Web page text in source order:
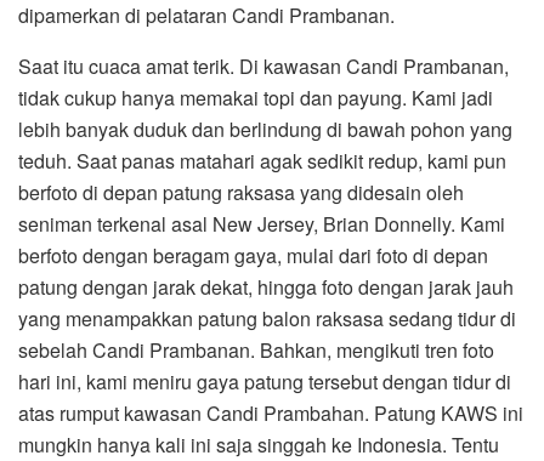
dipamerkan di pelataran Candi Prambanan.
Saat itu cuaca amat terik. Di kawasan Candi Prambanan,
tidak cukup hanya memakai topi dan payung. Kami jadi
lebih banyak duduk dan berlindung di bawah pohon yang
teduh. Saat panas matahari agak sedikit redup, kami pun
berfoto di depan patung raksasa yang didesain oleh
seniman terkenal asal New Jersey, Brian Donnelly. Kami
berfoto dengan beragam gaya, mulai dari foto di depan
patung dengan jarak dekat, hingga foto dengan jarak jauh
yang menampakkan patung balon raksasa sedang tidur di
sebelah Candi Prambanan. Bahkan, mengikuti tren foto
hari ini, kami meniru gaya patung tersebut dengan tidur di
atas rumput kawasan Candi Prambahan. Patung KAWS ini
mungkin hanya kali ini saja singgah ke Indonesia. Tentu